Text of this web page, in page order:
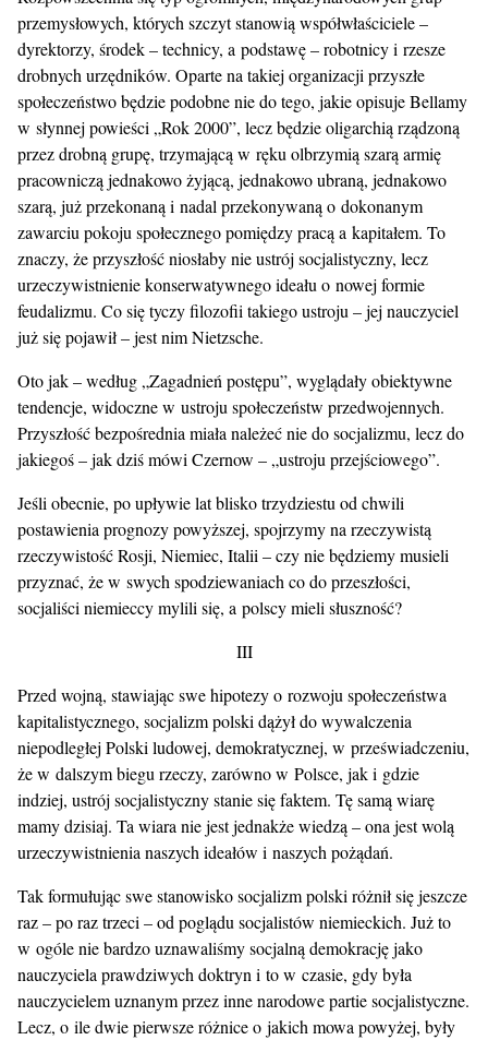
przemysłowych, których szczyt stanowią współwłaściciele –
dyrektorzy, środek – technicy, a podstawę – robotnicy i rzesze
drobnych urzędników. Oparte na takiej organizacji przyszłe
społeczeństwo będzie podobne nie do tego, jakie opisuje Bellamy
w słynnej powieści „Rok 2000”, lecz będzie oligarchią rządzoną
przez drobną grupę, trzymającą w ręku olbrzymią szarą armię
pracowniczą jednakowo żyjącą, jednakowo ubraną, jednakowo
szarą, już przekonaną i nadal przekonywaną o dokonanym
zawarciu pokoju społecznego pomiędzy pracą a kapitałem. To
znaczy, że przyszłość niosłaby nie ustrój socjalistyczny, lecz
urzeczywistnienie konserwatywnego ideału o nowej formie
feudalizmu. Co się tyczy filozofii takiego ustroju – jej nauczyciel
już się pojawił – jest nim Nietzsche.
Oto jak – według „Zagadnień postępu”, wyglądały obiektywne
tendencje, widoczne w ustroju społeczeństw przedwojennych.
Przyszłość bezpośrednia miała należeć nie do socjalizmu, lecz do
jakiegoś – jak dziś mówi Czernow – „ustroju przejściowego”.
Jeśli obecnie, po upływie lat blisko trzydziestu od chwili
postawienia prognozy powyższej, spojrzymy na rzeczywistą
rzeczywistość Rosji, Niemiec, Italii – czy nie będziemy musieli
przyznać, że w swych spodziewaniach co do przeszłości,
socjaliści niemieccy mylili się, a polscy mieli słuszność?
III
Przed wojną, stawiając swe hipotezy o rozwoju społeczeństwa
kapitalistycznego, socjalizm polski dążył do wywalczenia
niepodległej Polski ludowej, demokratycznej, w przeświadczeniu,
że w dalszym biegu rzeczy, zarówno w Polsce, jak i gdzie
indziej, ustrój socjalistyczny stanie się faktem. Tę samą wiarę
mamy dzisiaj. Ta wiara nie jest jednakże wiedzą – ona jest wolą
urzeczywistnienia naszych ideałów i naszych pożądań.
Tak formułując swe stanowisko socjalizm polski różnił się jeszcze
raz – po raz trzeci – od poglądu socjalistów niemieckich. Już to
w ogóle nie bardzo uznawaliśmy socjalną demokrację jako
nauczyciela prawdziwych doktryn i to w czasie, gdy była
nauczycielem uznanym przez inne narodowe partie socjalistyczne.
Lecz, o ile dwie pierwsze różnice o jakich mowa powyżej, były